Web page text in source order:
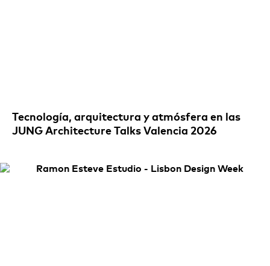
Tecnología, arquitectura y atmósfera en las
JUNG Architecture Talks Valencia 2026